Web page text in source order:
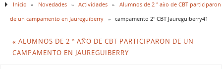
Inicio » Novedades » Actividades »
Alumnos de 2 ° año de CBT participaron
de un campamento en Jaureguiberry » campamento 2° CBT Jaureguiberry41
« ALUMNOS DE 2 ° AÑO DE CBT PARTICIPARON DE UN
CAMPAMENTO EN JAUREGUIBERRY